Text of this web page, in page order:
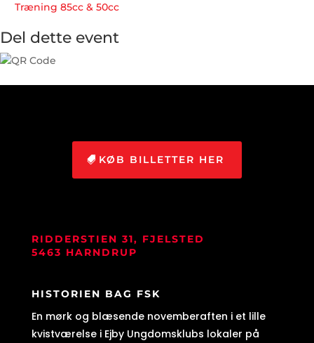
Træning 85cc & 50cc
Del dette event
KØB BILLETTER HER
RIDDERSTIEN 31, FJELSTED
5463 HARNDRUP
HISTORIEN BAG FSK
En mørk og blæsende novemberaften i et lille
kvistværelse i Ejby Ungdomsklubs lokaler på